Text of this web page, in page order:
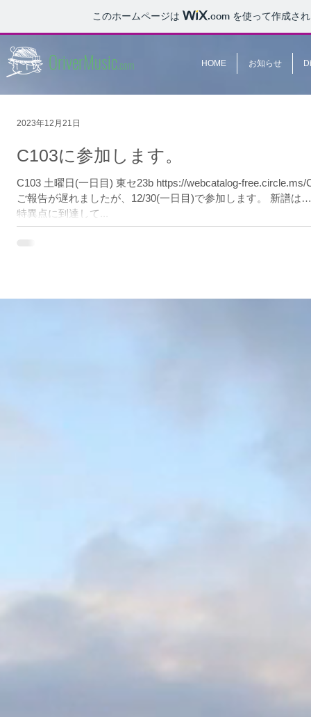
このホームページは .com を使って作成さ
OriverMusic.com
C103に参加します。
C103 土曜日(一日目) 東セ23b https://webcatalog-
ご報告が遅れましたが、12/30(一日目)で参加します。 新譜
特異点に到達して...
2023年12月21日
HOME お知らせ